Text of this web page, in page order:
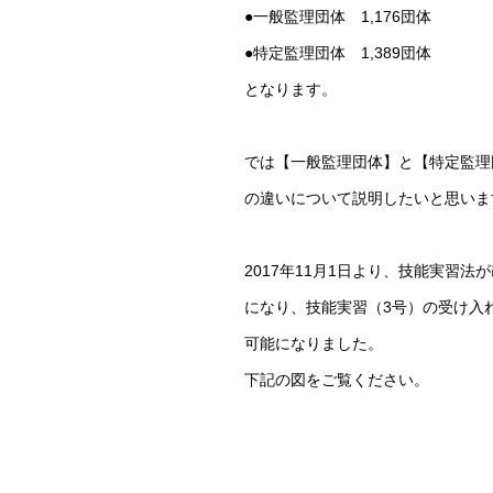
●一般監理団体 1,176団体
●特定監理団体 1,389団体
となります。
では【一般監理団体】と【特定監理
の違いについて説明したいと思いま
2017年11月1日より、技能実習法が
になり、技能実習（3号）の受け入
可能になりました。
下記の図をご覧ください。